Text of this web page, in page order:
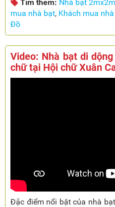
Tìm thêm: Nhà bạt 2mx2m
mua nhà bạt, Khách mua
Đồ
Video: Nhà bạt di
chữ tại Hội chữ Xuân
Đặc điểm nổi bật của nhà